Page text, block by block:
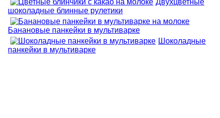
шоколадные блинные рулетики
Банановые панкейки в мультиварке
Шоколадные
панкейки в мультиварке